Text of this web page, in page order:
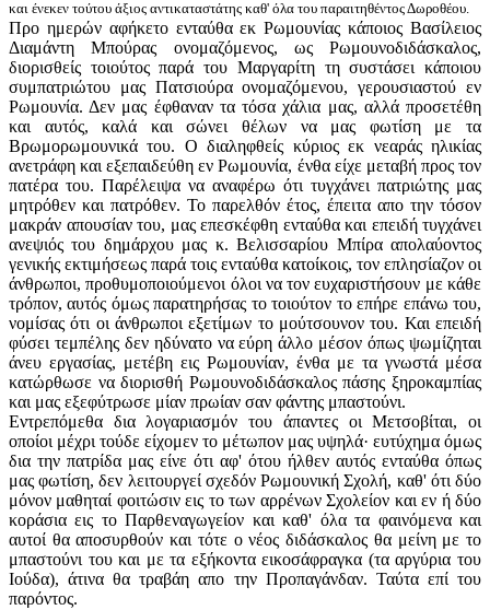
και ένεκεν τούτου άξιος αντικαταστάτης καθ' όλα του παραιτηθέντος Δωροθέου.
Προ ημερών αφήκετο ενταύθα εκ Ρωμουνίας κάποιος Βασίλειος
Διαμάντη Μπούρας ονομαζόμενος, ως Ρωμουνοδιδάσκαλος,
διορισθείς τοιούτος παρά του Μαργαρίτη τη συστάσει κάποιου
συμπατριώτου μας Πατσιούρα ονομαζόμενου, γερουσιαστού εν
Ρωμουνία. Δεν μας έφθαναν τα τόσα χάλια μας, αλλά προσετέθη
και αυτός, καλά και σώνει θέλων να μας φωτίση με τα
Βρωμορωμουνικά του. Ο διαληφθείς κύριος εκ νεαράς ηλικίας
ανετράφη και εξεπαιδεύθη εν Ρωμουνία, ένθα είχε μεταβή προς τον
πατέρα του. Παρέλειψα να αναφέρω ότι τυγχάνει πατριώτης μας
μητρόθεν και πατρόθεν. Το παρελθόν έτος, έπειτα απο την τόσον
μακράν απουσίαν του, μας επεσκέφθη ενταύθα και επειδή τυγχάνει
ανεψιός του δημάρχου μας κ. Βελισσαρίου Μπίρα απολαύοντος
γενικής εκτιμήσεως παρά τοις ενταύθα κατοίκοις, τον επλησίαζον οι
άνθρωποι, προθυμοποιούμενοι όλοι να τον ευχαριστήσουν με κάθε
τρόπον, αυτός όμως παρατηρήσας το τοιούτον το επήρε επάνω του,
νομίσας ότι οι άνθρωποι εξετίμων το μούτσουνον του. Και επειδή
φύσει τεμπέλης δεν ηδύνατο να εύρη άλλο μέσον όπως ψωμίζηται
άνευ εργασίας, μετέβη εις Ρωμουνίαν, ένθα με τα γνωστά μέσα
κατώρθωσε να διορισθή Ρωμουνοδιδάσκαλος πάσης ξηροκαμπίας
και μας εξεφύτρωσε μίαν πρωίαν σαν φάντης μπαστούνι.
Εντρεπόμεθα δια λογαριασμόν του άπαντες οι Μετσοβίται, οι
οποίοι μέχρι τούδε είχομεν το μέτωπον μας υψηλά· ευτύχημα όμως
δια την πατρίδα μας είνε ότι αφ' ότου ήλθεν αυτός ενταύθα όπως
μας φωτίση, δεν λειτουργεί σχεδόν Ρωμουνική Σχολή, καθ' ότι δύο
μόνον μαθηταί φοιτώσιν εις το των αρρένων Σχολείον και εν ή δύο
κοράσια εις το Παρθεναγωγείον και καθ' όλα τα φαινόμενα και
αυτοί θα αποσυρθούν και τότε ο νέος διδάσκαλος θα μείνη με το
μπαστούνι του και με τα εξήκοντα εικοσάφραγκα (τα αργύρια του
Ιούδα), άτινα θα τραβάη απο την Προπαγάνδαν. Ταύτα επί του
παρόντος.